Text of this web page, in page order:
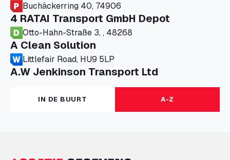
Buchäckerring 40, 74906
4 RATAI Transport GmbH Depot
Otto-Hahn-Straße 3, , 48268
A Clean Solution
Littlefair Road, HU9 5LP
A.W Jenkinson Transport Ltd
Progress House, ME11 5GA
A+G Nettetal - Depot Parking
Am Panneschopp 7, 41334
IN DE BUURT A-Z